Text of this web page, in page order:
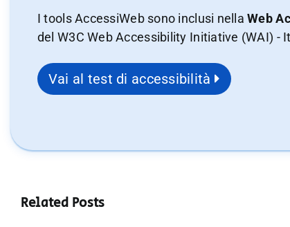
I tools AccessiWeb sono inclusi nellaWeb
del W3C Web Accessibility Initiative (WAI) -
Vai al test di accessibilità
Related Posts